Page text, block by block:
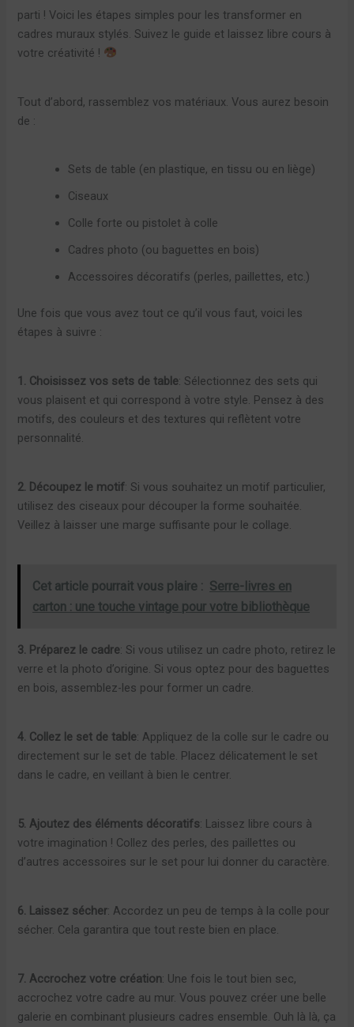
parti ! Voici les étapes simples pour les transformer en
cadres muraux stylés. Suivez le guide et laissez libre cours à
votre créativité !
Tout d’abord, rassemblez vos matériaux. Vous aurez besoin
de :
Sets de table (en plastique, en tissu ou en liège)
Ciseaux
Colle forte ou pistolet à colle
Cadres photo (ou baguettes en bois)
Accessoires décoratifs (perles, paillettes, etc.)
Une fois que vous avez tout ce qu’il vous faut, voici les
étapes à suivre :
1. Choisissez vos sets de table: Sélectionnez des sets qui
vous plaisent et qui correspond à votre style. Pensez à des
motifs, des couleurs et des textures qui reflètent votre
personnalité.
2. Découpez le motif: Si vous souhaitez un motif particulier,
utilisez des ciseaux pour découper la forme souhaitée.
Veillez à laisser une marge suffisante pour le collage.
Cet article pourrait vous plaire : Serre-livres en
carton : une touche vintage pour votre bibliothèque
3. Préparez le cadre: Si vous utilisez un cadre photo, retirez le
verre et la photo d’origine. Si vous optez pour des baguettes
en bois, assemblez-les pour former un cadre.
4. Collez le set de table: Appliquez de la colle sur le cadre ou
directement sur le set de table. Placez délicatement le set
dans le cadre, en veillant à bien le centrer.
5. Ajoutez des éléments décoratifs: Laissez libre cours à
votre imagination ! Collez des perles, des paillettes ou
d’autres accessoires sur le set pour lui donner du caractère.
6. Laissez sécher: Accordez un peu de temps à la colle pour
sécher. Cela garantira que tout reste bien en place.
7. Accrochez votre création: Une fois le tout bien sec,
accrochez votre cadre au mur. Vous pouvez créer une belle
galerie en combinant plusieurs cadres ensemble. Ouh là là, ça